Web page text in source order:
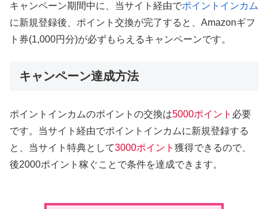
キャンペーン期間中に、当サイト経由でポイントインカム
に新規登録後、ポイント交換が完了すると、Amazonギフ
ト券(1,000円分)が必ずもらえるキャンペーンです。
キャンペーン達成方法
ポイントインカムのポイントの交換は5000ポイント 必要
です。当サイト経由でポイントインカムに新規登録する
と、当サイト特典として3000ポイント 獲得できるので、
後2000ポイント稼ぐことで条件を達成できます。